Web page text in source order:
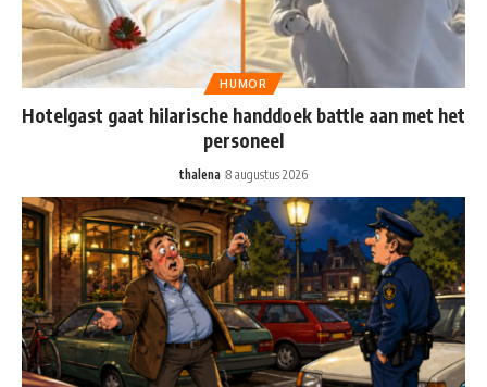
HUMOR
Hotelgast gaat hilarische handdoek battle aan met het
personeel
thalena 8 augustus 2026